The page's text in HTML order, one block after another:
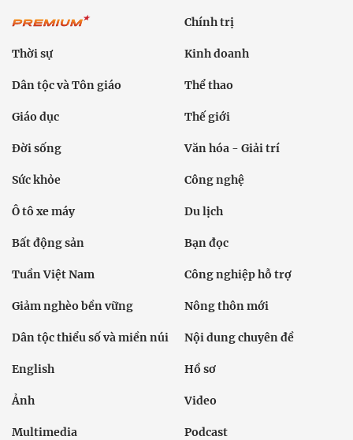
Chính trị
Thời sự Kinh doanh
Dân tộc và Tôn giáo Thể thao
Giáo dục Thế giới
Đời sống Văn hóa - Giải trí
Sức khỏe Công nghệ
Ô tô xe máy Du lịch
Bất động sản Bạn đọc
Tuần Việt Nam Công nghiệp hỗ trợ
Giảm nghèo bền vững Nông thôn mới
Dân tộc thiểu số và miền núi Nội dung chuyên đề
English Hồ sơ
Ảnh Video
Multimedia Podcast